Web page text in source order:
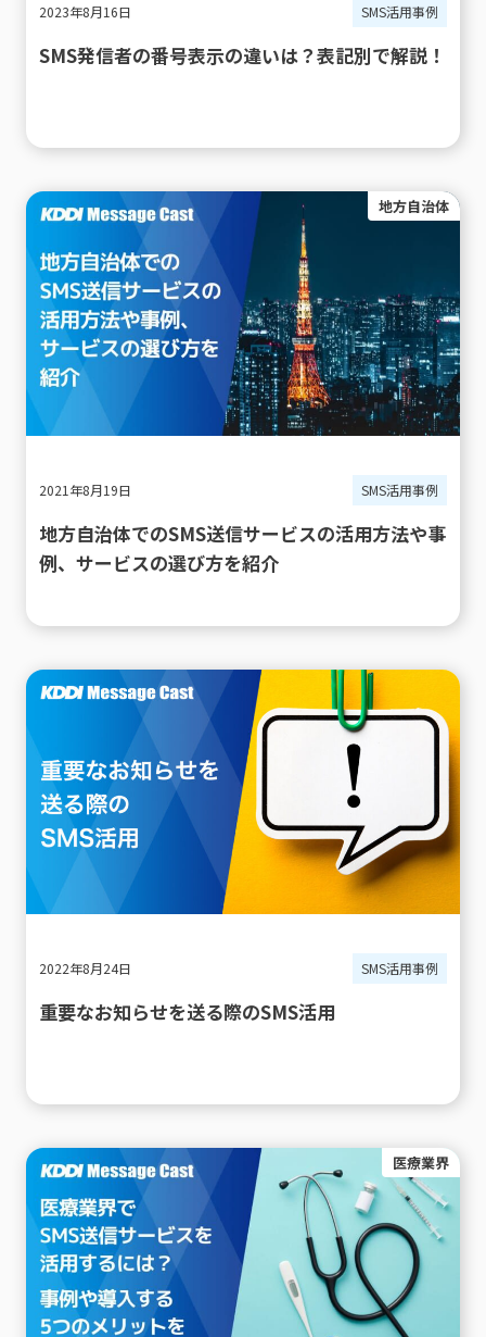
2023年8月16日 SMS活用事例
SMS発信者の番号表示の違いは？表記別で解説！
地方自治体
2021年8月19日 SMS活用事例
地方自治体でのSMS送信サービスの活用方法や事
例、サービスの選び方を紹介
2022年8月24日 SMS活用事例
重要なお知らせを送る際のSMS活用
医療業界